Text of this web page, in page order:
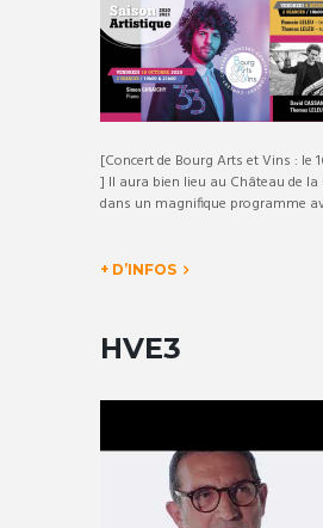
[Concert de Bourg Arts et Vins : le
] Il aura bien lieu au Château de la
dans un magnifique programme
+ D’INFOS
HVE3